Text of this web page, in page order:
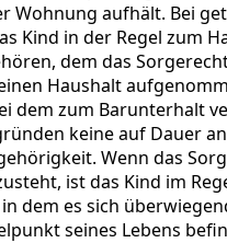
Wohnung aufhält. Bei
Kind in der Regel zum
dem das
Haushalt
dem zum Barunterhalt
keine auf Dauer
Wenn das
ist das Kind im
dem es sich
seines Lebens